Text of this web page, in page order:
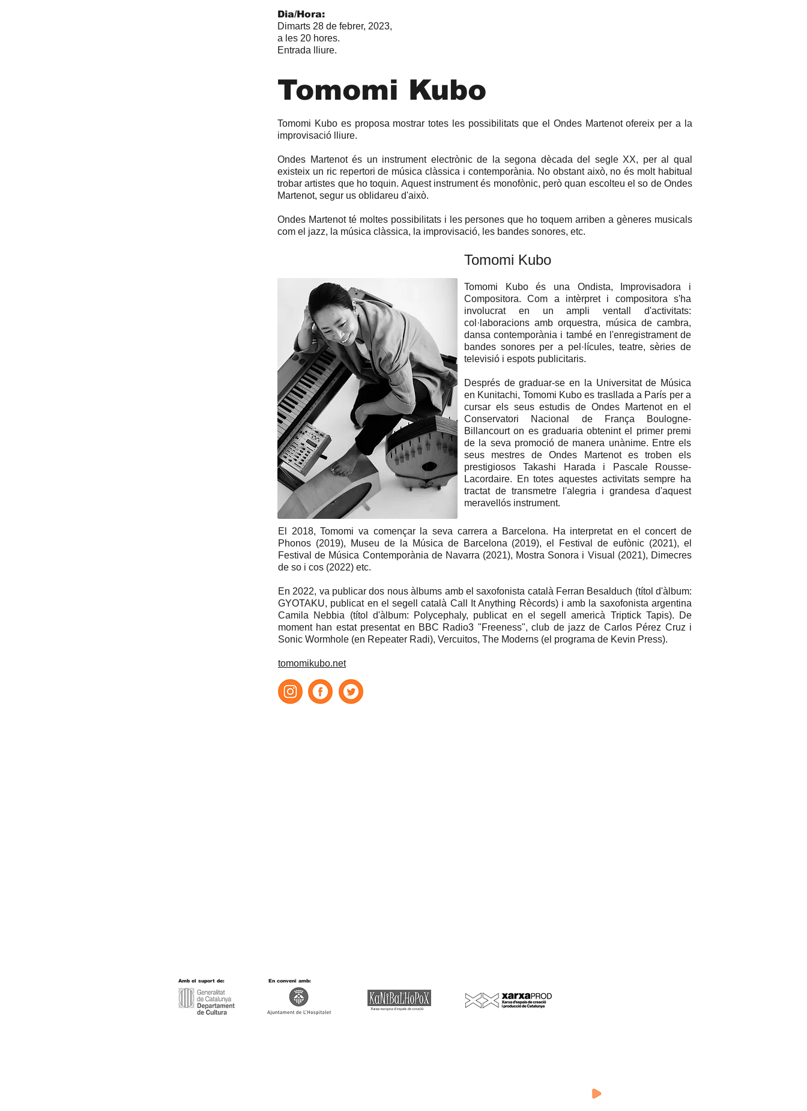
Dia/Hora:
Dimarts 28 de febrer, 2023,
a les 20 hores.
Entrada lliure.
Tomomi Kubo
Tomomi Kubo es proposa mostrar totes les possibilitats que el Ondes Martenot ofereix per a la
improvisació lliure.
Ondes Martenot és un instrument electrònic de la segona dècada del segle XX, per al qual
existeix un ric repertori de música clàssica i contemporània. No obstant això, no és molt habitual
trobar artistes que ho toquin. Aquest instrument és monofònic, però quan escolteu el so de Ondes
Martenot, segur us oblidareu d'això.
Ondes Martenot té moltes possibilitats i les persones que ho toquem arriben a gèneres musicals
com el jazz, la música clàssica, la improvisació, les bandes sonores, etc.
Tomomi Kubo
Tomomi Kubo és una Ondista, Improvisadora i
Compositora. Com a intèrpret i compositora s'ha
involucrat en un ampli ventall d'activitats:
col·laboracions amb orquestra, música de cambra,
dansa contemporània i també en l'enregistrament de
bandes sonores per a pel·lícules, teatre, sèries de
televisió i espots publicitaris.
Després de graduar-se en la Universitat de Música
en Kunitachi, Tomomi Kubo es trasllada a París per a
cursar els seus estudis de Ondes Martenot en el
Conservatori Nacional de França Boulogne-
Billancourt on es graduaria obtenint el primer premi
de la seva promoció de manera unànime. Entre els
seus mestres de Ondes Martenot es troben els
prestigiosos Takashi Harada i Pascale Rousse-
Lacordaire. En totes aquestes activitats sempre ha
tractat de transmetre l'alegria i grandesa d'aquest
meravellós instrument.
El 2018, Tomomi va començar la seva carrera a Barcelona. Ha interpretat en el concert de
Phonos (2019), Museu de la Música de Barcelona (2019), el Festival de eufònic (2021), el
Festival de Música Contemporània de Navarra (2021), Mostra Sonora i Visual (2021), Dimecres
de so i cos (2022) etc.
En 2022, va publicar dos nous àlbums amb el saxofonista català Ferran Besalduch (títol d'àlbum:
GYOTAKU, publicat en el segell català Call It Anything Rècords) i amb la saxofonista argentina
Camila Nebbia (títol d'àlbum: Polycephaly, publicat en el segell americà Triptick Tapis). De
moment han estat presentat en BBC Radio3 "Freeness", club de jazz de Carlos Pérez Cruz i
Sonic Wormhole (en Repeater Radi), Vercuitos, The Moderns (el programa de Kevin Press).
tomomikubo.net
Amb el suport de: En conveni amb: